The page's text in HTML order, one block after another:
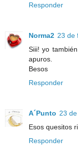
Responder
Norma2 23 de
Siii! yo
apuros.
Besos
Responder
A´Punto 23
Esos quesitos
Responder